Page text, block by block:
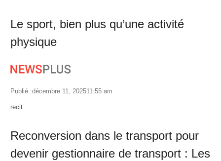
Le sport, bien plus qu’une activité
physique
Publié :décembre 11, 202511:55 am
Author
recit
Reconversion dans le transport pour
devenir gestionnaire de transport : Les